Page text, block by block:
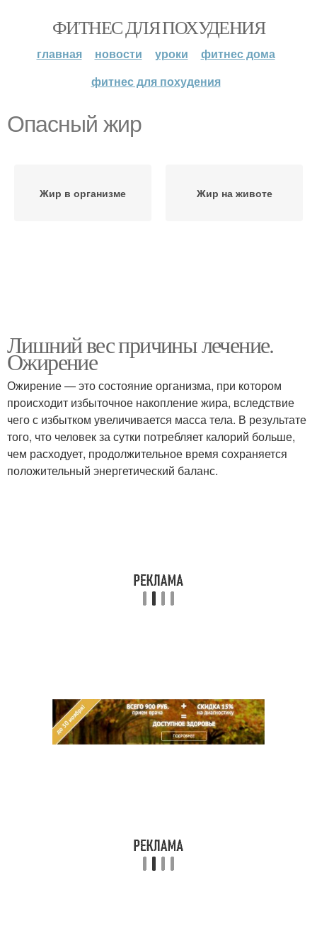
ФИТНЕС ДЛЯ ПОХУДЕНИЯ
главная новости уроки
фитнес дома
фитнес для похудения
Опасный жир
Жир в организме Жир на животе
Лишний вес причины лечение.
Ожирение
Ожирение — это состояние организма, при котором
происходит избыточное накопление жира, вследствие
чего с избытком увеличивается масса тела. В результате
того, что человек за сутки потребляет калорий больше,
чем расходует, продолжительное время сохраняется
положительный энергетический баланс.